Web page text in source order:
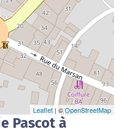
Leaflet | ©OpenStreetMap
Pascot à